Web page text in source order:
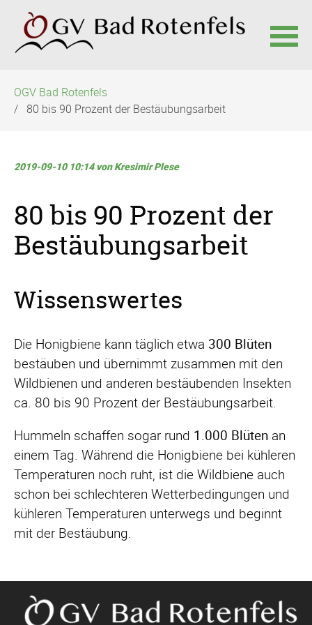
überspringen
OGV Bad Rotenfels
80 bis 90 Prozent der Bestäubungsarbeit
2019-09-10 10:14von Kresimir Plese
80 bis 90 Prozent der
Bestäubungsarbeit
Wissenswertes
Die Honigbiene kann täglich etwa 300 Blüten
bestäuben und übernimmt zusammen mit den
Wildbienen und anderen bestäubenden Insekten
ca. 80 bis 90 Prozent der Bestäubungsarbeit.
Hummeln schaffen sogar rund 1.000 Blüten an
einem Tag. Während die Honigbiene bei kühleren
Temperaturen noch ruht, ist die Wildbiene auch
schon bei schlechteren Wetterbedingungen und
kühleren Temperaturen unterwegs und beginnt
mit der Bestäubung.